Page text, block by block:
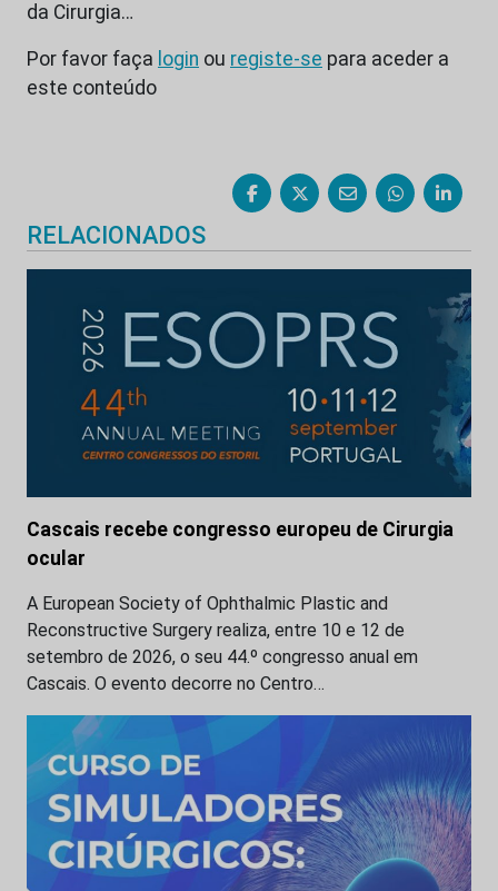
da Cirurgia…
Por favor faça login ou registe-se para aceder a
este conteúdo
RELACIONADOS
Cascais recebe congresso europeu de Cirurgia
ocular
A European Society of Ophthalmic Plastic and
Reconstructive Surgery realiza, entre 10 e 12 de
setembro de 2026, o seu 44.º congresso anual em
Cascais. O evento decorre no Centro…